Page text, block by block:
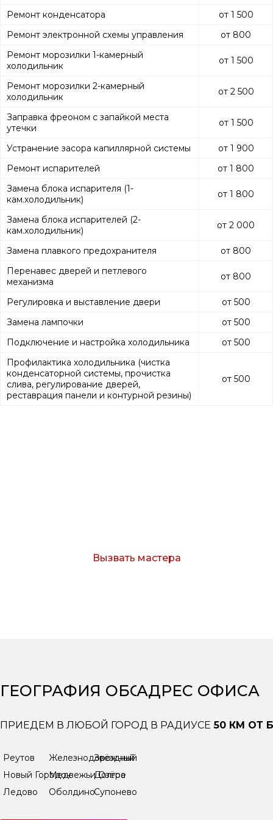
Ремонт конденсатора
от 1 500
Ремонт электронной схемы управления
от 800
Ремонт морозилки 1-камерный
холодильник
от 1 500
Ремонт морозилки 2-камерный
холодильник
от 2 500
Заправка фреоном с запайкой места
утечки
от 1 500
Устранение засора капиллярной системы
от 1 900
Ремонт испарителей
от 1 800
Замена блока испарителя (1-
кам.холодильник)
от 1 800
Замена блока испарителей (2-
кам.холодильник)
от 2 000
Замена плавкого предохранителя
от 800
Перенавес дверей и петлевого
механизма
от 800
Регулировка и выставление двери
от 500
Замена лампочки
от 500
Подключение и настройка холодильника
от 500
Профилактика холодильника (чистка
конденсаторной системы, прочистка
слива, регулирование дверей,
реставрация панели и контурной резины)
от 500
Вызвать мастера
АДРЕС ОФИСА
ГЕОГРАФИЯ ОБСЛУЖИВАНИЯ
ПРИЕДЕМ В ЛЮБОЙ ГОРОД В РАДИУСЕ 50 КМ ОТ
Реутов Железнодорожный
Звёздный городок
Новый ГородокМедвежьи Озёра
Долгое
Ледово
ОболдиноСупонево